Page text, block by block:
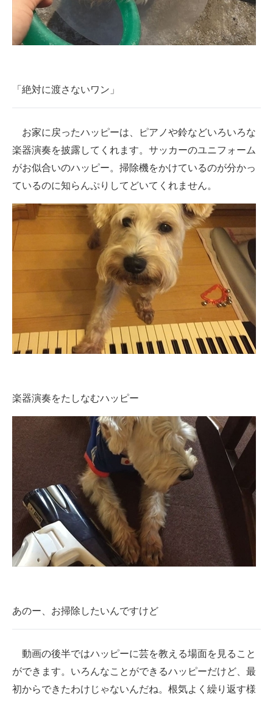
「絶対に渡さないワン」
お家に戻ったハッピーは、ピアノや鈴などいろいろな
楽器演奏を披露してくれます。サッカーのユニフォーム
がお似合いのハッピー。掃除機をかけているのが分かっ
ているのに知らんぷりしてどいてくれません。
楽器演奏をたしなむハッピー
あのー、お掃除したいんですけど
動画の後半ではハッピーに芸を教える場面を見ること
ができます。いろんなことができるハッピーだけど、最
初からできたわけじゃないんだね。根気よく繰り返す様